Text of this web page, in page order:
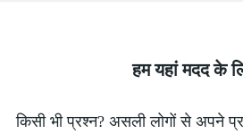
हम यहां मदद के
किसी भी प्रश्न? असली लोगों से अपने